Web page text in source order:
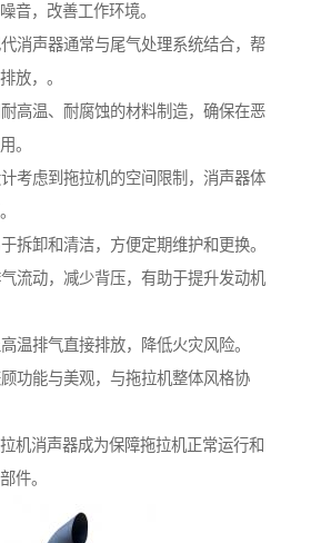
音，改善工作环境。
消声器通常与尾气处理系统结合，帮
放，。
高温、耐腐蚀的材料制造，确保在恶
。
考虑到拖拉机的空间限制，消声器体
拆卸和清洁，方便定期维护和更换。
流动，减少背压，有助于提升发动机
温排气直接排放，降低火灾风险。
功能与美观，与拖拉机整体风格协
机消声器成为保障拖拉机正常运行和
件。